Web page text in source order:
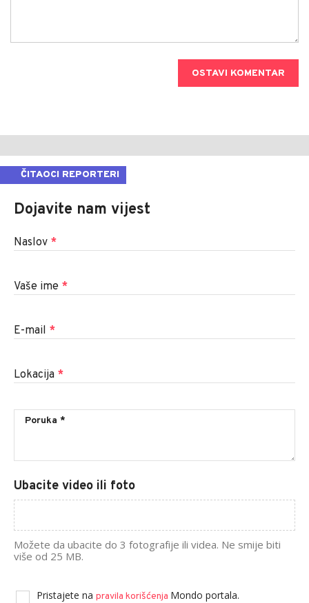
OSTAVI KOMENTAR
ČITAOCI REPORTERI
Dojavite nam vijest
Naslov *
Vaše ime *
E-mail *
Lokacija *
Ubacite video ili foto
Možete da ubacite do 3 fotografije ili videa. Ne smije biti
više od 25 MB.
Pristajete na pravila korišćenja Mondo portala.